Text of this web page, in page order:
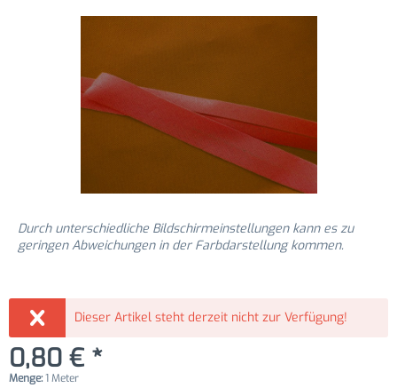
Durch unterschiedliche Bildschirmeinstellungen kann es zu
geringen Abweichungen in der Farbdarstellung kommen.
Dieser Artikel steht derzeit nicht zur Verfügung!
0,80 € *
Menge:1 Meter